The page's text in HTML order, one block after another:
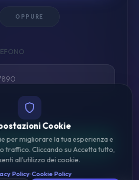
OPPURE
via WhatsApp.
Reset via WhatsApp
Cookie
per migliorare la tua esperienza e
traffico. Cliccando su Accetta tutto,
all'utilizzo dei cookie.
Policy Cookie Policy